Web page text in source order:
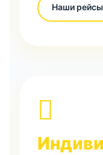
Наши рейсы